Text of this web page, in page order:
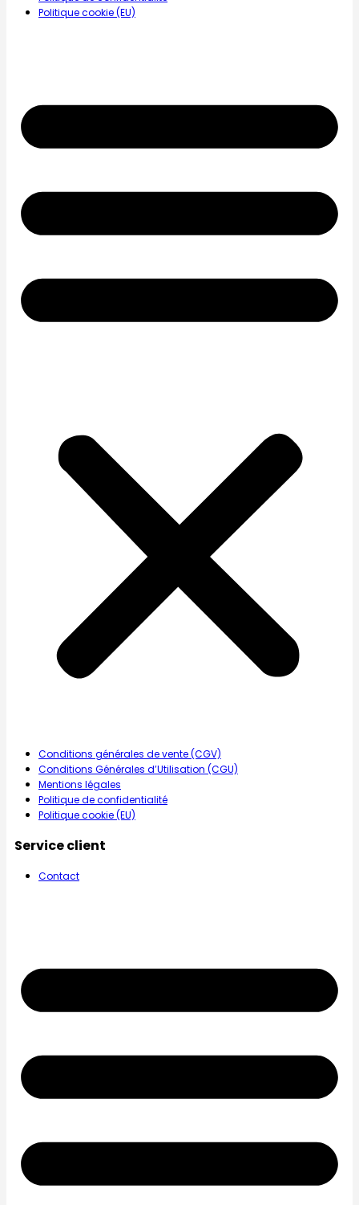
Politique cookie (EU)
Conditions générales de vente (CGV)
Conditions Générales d’Utilisation (CGU)
Mentions légales
Politique de confidentialité
Politique cookie (EU)
Service client
Contact